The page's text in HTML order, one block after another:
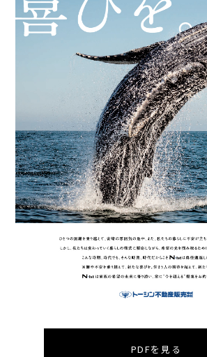
PDFを見る
常設モデルハウス
お問い合わせ・資
TEL06-6623-
営業時間／9:00〜18:00（毎週水曜、第
土・日・祝日も休まず営業してお